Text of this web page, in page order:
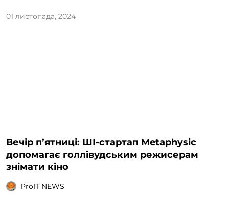
01 листопада, 2024
Вечір п’ятниці: ШІ-стартап Metaphysic
допомагає голлівудським режисерам
знімати кіно
ProIT NEWS